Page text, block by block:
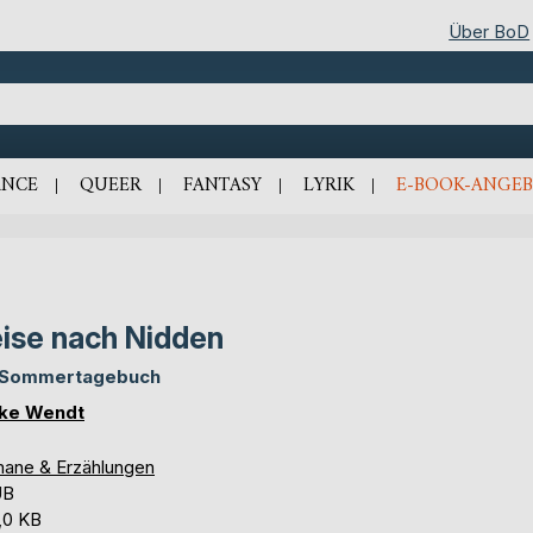
Über BoD
QUEER FANTASY LYRIK E-BOOK-
nach Nidden
Wendt
& Erzählungen
KB